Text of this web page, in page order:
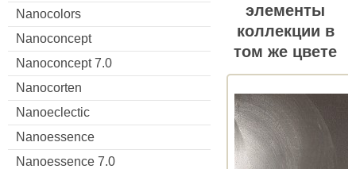
Nanocolors
Nanoconcept
Nanoconcept 7.0
Nanocorten
Nanoeclectic
Nanoessence
Nanoessence 7.0
элементы
коллекции в
том же цвете